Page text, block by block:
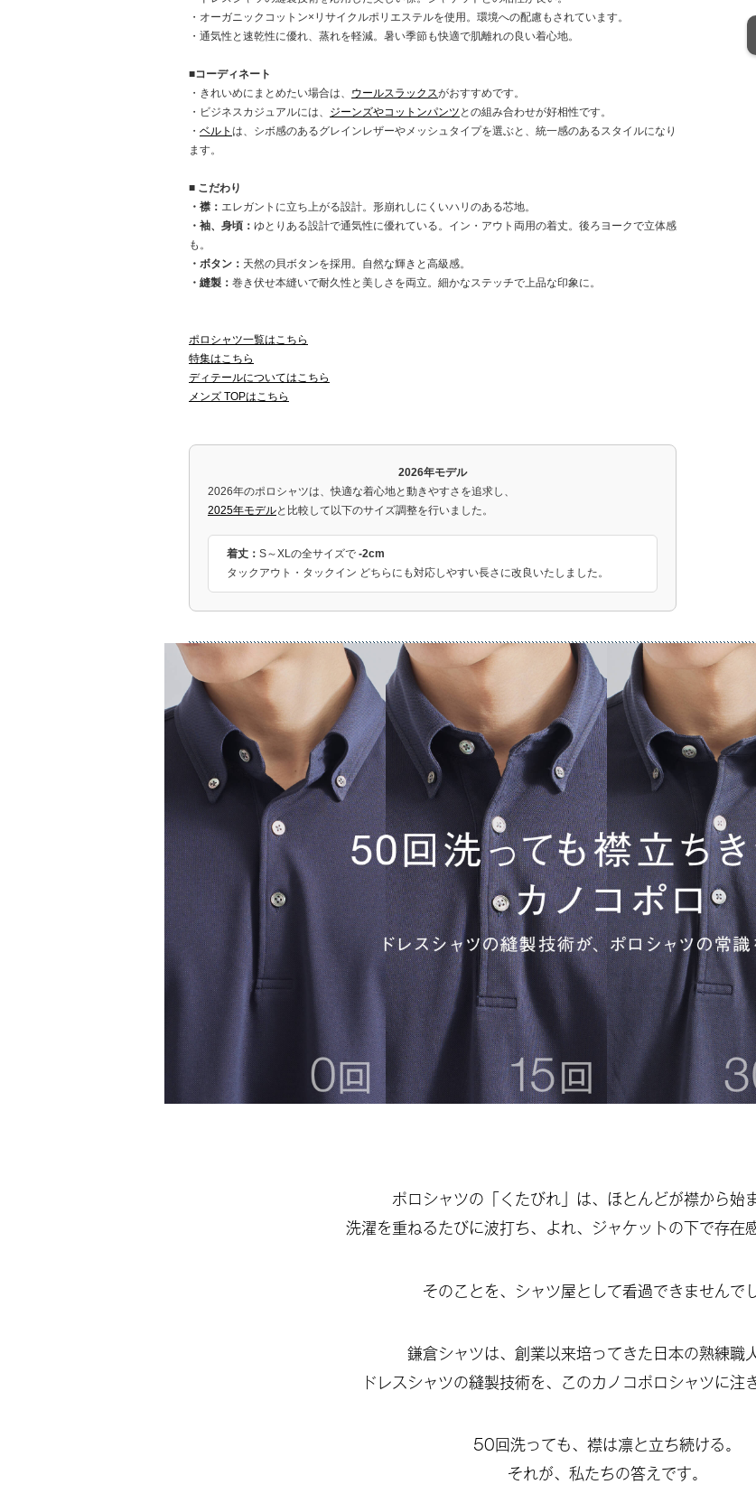
・オーガニックコットン×リサイクルポリエステルを使用。環境への配慮もされています。
・通気性と速乾性に優れ、蒸れを軽減。暑い季節も快適で肌離れの良い着心地。
■コーディネート
・きれいめにまとめたい場合は、 ウールスラックスがおすすめです。
・ビジネスカジュアルには、 ジーンズやコットンパンツ との組み合わせが好相性です。
・ ベルト は、シボ感のあるグレインレザーやメッシュタイプを選ぶと、統一感のあるスタイルになり
ます。
■ こだわり
・襟： エレガントに立ち上がる設計。形崩れしにくいハリのある芯地。
・袖、身頃： ゆとりある設計で通気性に優れている。イン・アウト両用の着丈。後ろヨークで立体感
も。
・ボタン： 天然の貝ボタンを採用。自然な輝きと高級感。
・縫製： 巻き伏せ本縫いで耐久性と美しさを両立。細かなステッチで上品な印象に。
ポロシャツ一覧はこちら
特集はこちら
ディテールについてはこちら
メンズ TOPはこちら
2026年モデル
2026年のポロシャツは、快適な着心地と動きやすさを追求し、
2025年モデルと比較して以下のサイズ調整を行いました。
着丈： S～XLの全サイズで -2cm
タックアウト・タックイン どちらにも対応しやすい長さに改良いたしました。
ポロシャツの「くたびれ」は、ほとんどが襟から始
洗濯を重ねるたびに波打ち、よれ、ジャケットの下で存在
そのことを、シャツ屋として看過できませんで
鎌倉シャツは、創業以来培ってきた日本の熟練職
ドレスシャツの縫製技術を、このカノコポロシャツに注
50回洗っても、襟は凛と立ち続ける。
それが、私たちの答えです。